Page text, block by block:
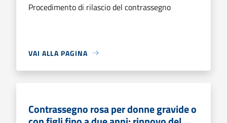
Procedimento di rilascio del contrassegno
VAI ALLA PAGINA
Contrassegno rosa per donne gravide o